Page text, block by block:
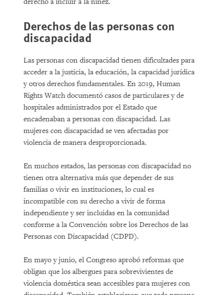
Derechos de las personas con
discapacidad
Las personas con discapacidad tienen dificultades para
acceder a la justicia, la educación, la capacidad jurídica
y otros derechos fundamentales. En 2019, Human
Rights Watch documentó casos de particulares y de
hospitales administrados por el Estado que
encadenaban a personas con discapacidad. Las
mujeres con discapacidad se ven afectadas por
violencia de manera desproporcionada.
En muchos estados, las personas con discapacidad no
tienen otra alternativa más que depender de sus
familias o vivir en instituciones, lo cual es
incompatible con su derecho a vivir de forma
independiente y ser incluidas en la comunidad
conforme a la Convención sobre los Derechos de las
Personas con Discapacidad (CDPD).
En mayo y junio, el Congreso aprobó reformas que
obligan que los albergues para sobrevivientes de
violencia doméstica sean accesibles para mujeres con